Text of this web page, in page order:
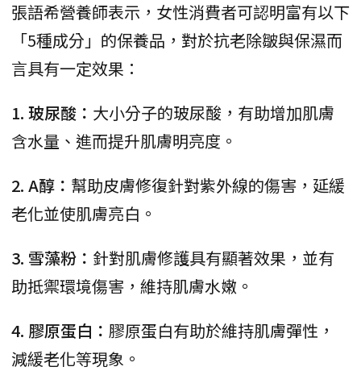
張語希營養師表示，女性消費者可認明富有以下
「5種成分」的保養品，對於抗老除皺與保濕而
言具有一定效果：
1. 玻尿酸： 大小分子的玻尿酸，有助增加肌膚
含水量、進而提升肌膚明亮度。
2. A醇： 幫助皮膚修復針對紫外線的傷害，延緩
老化並使肌膚亮白。
3. 雪藻粉： 針對肌膚修護具有顯著效果，並有
助抵禦環境傷害，維持肌膚水嫩。
4. 膠原蛋白： 膠原蛋白有助於維持肌膚彈性，
減緩老化等現象。